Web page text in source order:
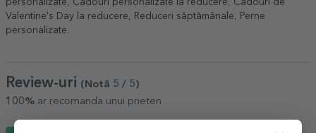
Valentine's Day la reducere
Reduceri săptămânale
Perne
personalizate.
Review-uri (Notă 5 / 5)
100% ar recomanda unui prieten